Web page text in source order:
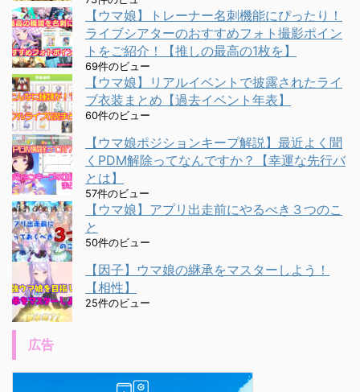
【ウマ娘】トレーナー名刺機能にぴったり！
ライブシアターのおすすめフォト撮影ポイン
トをご紹介！【推しの最高の1枚を】
69件のビュー
【ウマ娘】リアルイベントで披露されたライ
ブ衣装まとめ【過去イベント年表】
60件のビュー
【ウマ娘ポジションキープ解説】最近よく聞
くPDM解除ってなんですか？【幸運な先行バ
とは】
57件のビュー
【ウマ娘】アプリ出走前にやるべき３つのこ
と
50件のビュー
【因子】ウマ娘の継承をマスターしよう！
【相性】
25件のビュー
広告